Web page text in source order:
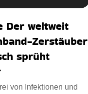
Der weltweit
Zerstäuber
sprüht
von Infektionen und